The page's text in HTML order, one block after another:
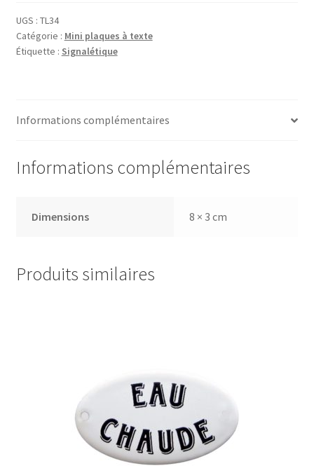
UGS : TL34
Catégorie : Mini plaques à texte
Étiquette : Signalétique
Informations complémentaires
Informations complémentaires
Dimensions 8 × 3 cm
Produits similaires